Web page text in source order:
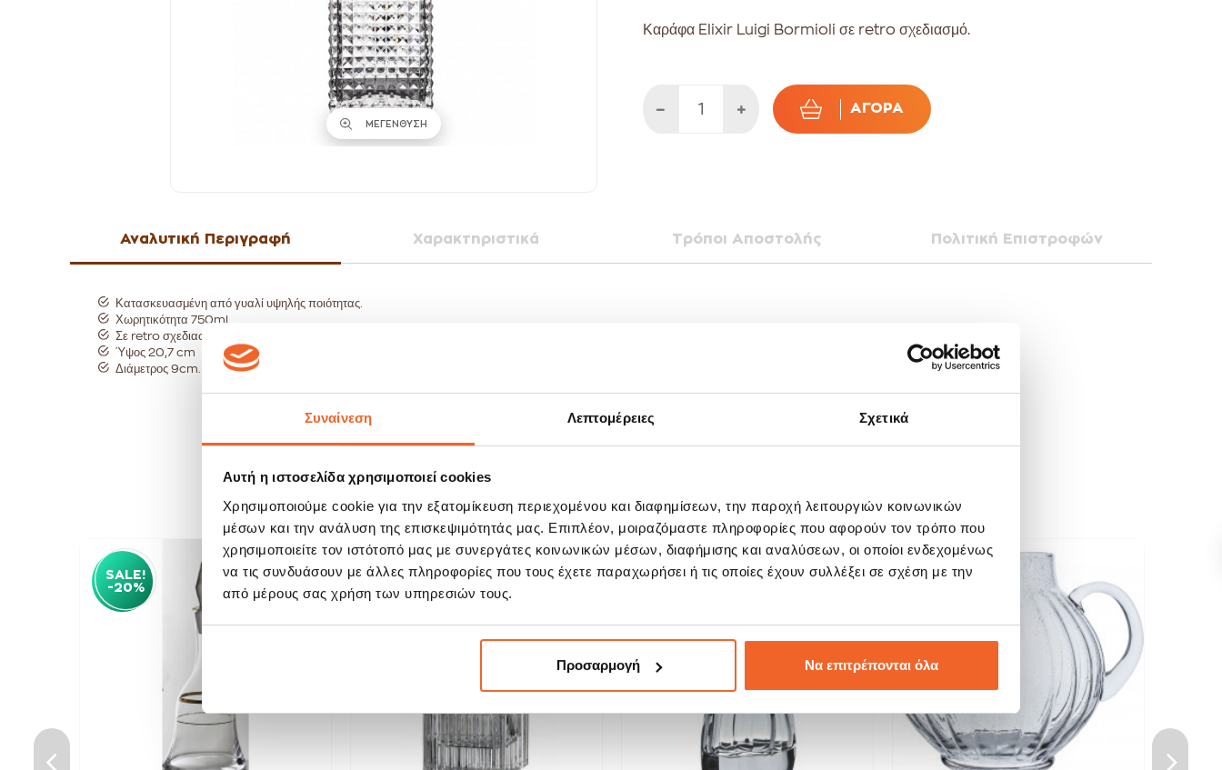
Συναίνεση Λεπτομέρειες Σχετικά
Αυτή η ιστοσελίδα χρησιμοποιεί cookies
Χρησιμοποιούμε cookie για την εξατομίκευση περιεχομένου και διαφημίσεων, την παροχή λειτουργιών κοινωνικών
μέσων και την ανάλυση της επισκεψιμότητάς μας. Επιπλέον, μοιραζόμαστε πληροφορίες που αφορούν τον τρόπο που
χρησιμοποιείτε τον ιστότοπό μας με συνεργάτες κοινωνικών μέσων, διαφήμισης και αναλύσεων, οι οποίοι ενδεχομένως
να τις συνδυάσουν με άλλες πληροφορίες που τους έχετε παραχωρήσει ή τις οποίες έχουν συλλέξει σε σχέση με την
από μέρους σας χρήση των υπηρεσιών τους.
Προσαρμογή Να επιτρέπονται όλα
ΜΕΓΕΝΘΥΣΗ
Καράφα Elixir Luigi Bormioli σε retro σχεδιασμό.
ΑΓΟΡΆ
Αναλυτική Περιγραφή Χαρακτηριστικά Τρόποι Αποστολής Πολιτική Επιστροφών
Κατασκευασμένη από γυαλί υψηλής ποιότητας.
Χωρητικότητα 750ml.
Σε retro σχεδιασμό.
Ύψος 20,7 cm
Διάμετρος 9cm.
ΣΧΕΤΙΚΆ ΠΡΟΪΌΝΤΑ
SALE!
-20%
SALE!
SALE!
SALE!